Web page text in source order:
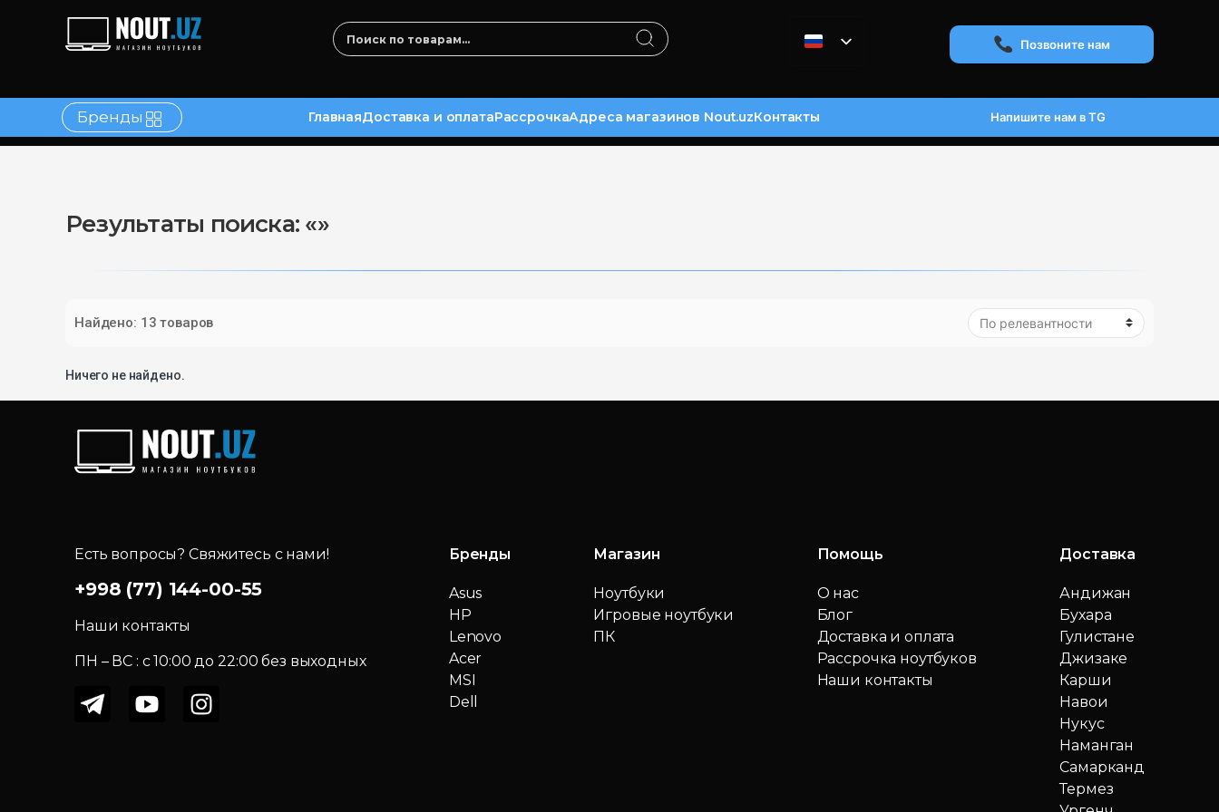
Позвоните нам
Бренды ГлавнаяДоставка и оплатаРассрочкаАдреса магазинов Nout.uzКонтакты Напишите нам в TG
Результаты поиска: «»
Найдено: 13 товаров
Ничего не найдено.
Есть вопросы? Свяжитесь с нами!
+998 (77) 144-00-55
Наши контакты
ПН – ВС : c 10:00 до 22:00 без выходных
Бренды
Asus
HP
Lenovo
Acer
MSI
Dell
Магазин
Ноутбуки
Игровые ноутбуки
ПК
Помощь
О нас
Блог
Доставка и оплата
Рассрочка ноутбуков
Наши контакты
Доставка
Андижан
Бухара
Гулистане
Джизаке
Карши
Навои
Нукус
Наманган
Самарканд
Термез